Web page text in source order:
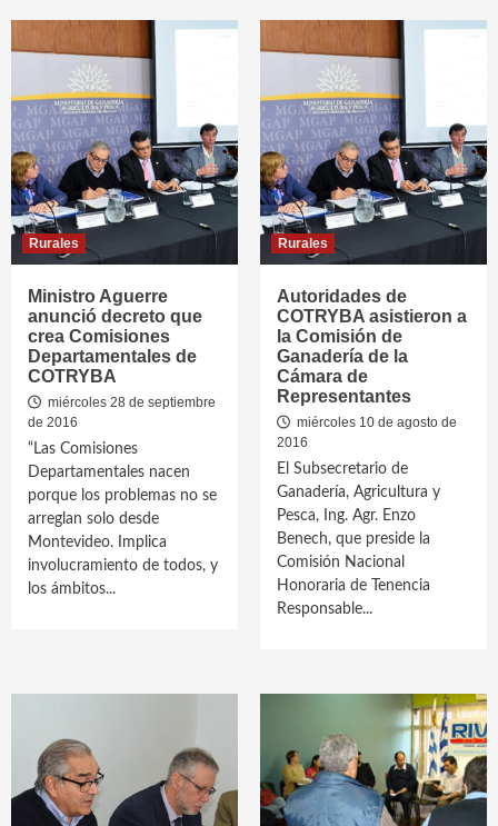
Rurales
Ministro Aguerre
anunció decreto que
crea Comisiones
Departamentales de
COTRYBA
miércoles 28 de septiembre
de 2016
“Las Comisiones
Departamentales nacen
porque los problemas no se
arreglan solo desde
Montevideo. Implica
involucramiento de todos, y
los ámbitos...
Rurales
Autoridades de
COTRYBA asistieron a
la Comisión de
Ganadería de la
Cámara de
Representantes
miércoles 10 de agosto de
2016
El Subsecretario de
Ganadería, Agricultura y
Pesca, Ing. Agr. Enzo
Benech, que preside la
Comisión Nacional
Honoraria de Tenencia
Responsable...